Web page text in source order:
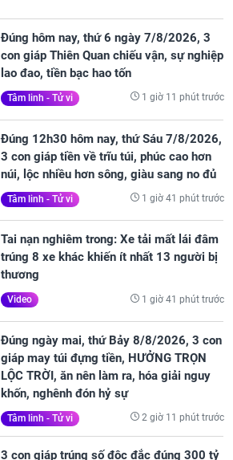
Đúng hôm nay, thứ 6 ngày 7/8/2026, 3
con giáp Thiên Quan chiếu vận, sự nghiệp
lao đao, tiền bạc hao tốn
Tâm linh - Tử vi 1 giờ 11 phút trước
Đúng 12h30 hôm nay, thứ Sáu 7/8/2026,
3 con giáp tiền về trĩu túi, phúc cao hơn
núi, lộc nhiều hơn sông, giàu sang no đủ
Tâm linh - Tử vi 1 giờ 41 phút trước
Tai nạn nghiêm trong: Xe tải mất lái đâm
trúng 8 xe khác khiến ít nhất 13 người bị
thương
Video 1 giờ 41 phút trước
Đúng ngày mai, thứ Bảy 8/8/2026, 3 con
giáp may túi đựng tiền, HƯỞNG TRỌN
LỘC TRỜI, ăn nên làm ra, hóa giải nguy
khốn, nghênh đón hỷ sự
Tâm linh - Tử vi 2 giờ 11 phút trước
3 con giáp trúng số độc đắc đúng 300 tỷ